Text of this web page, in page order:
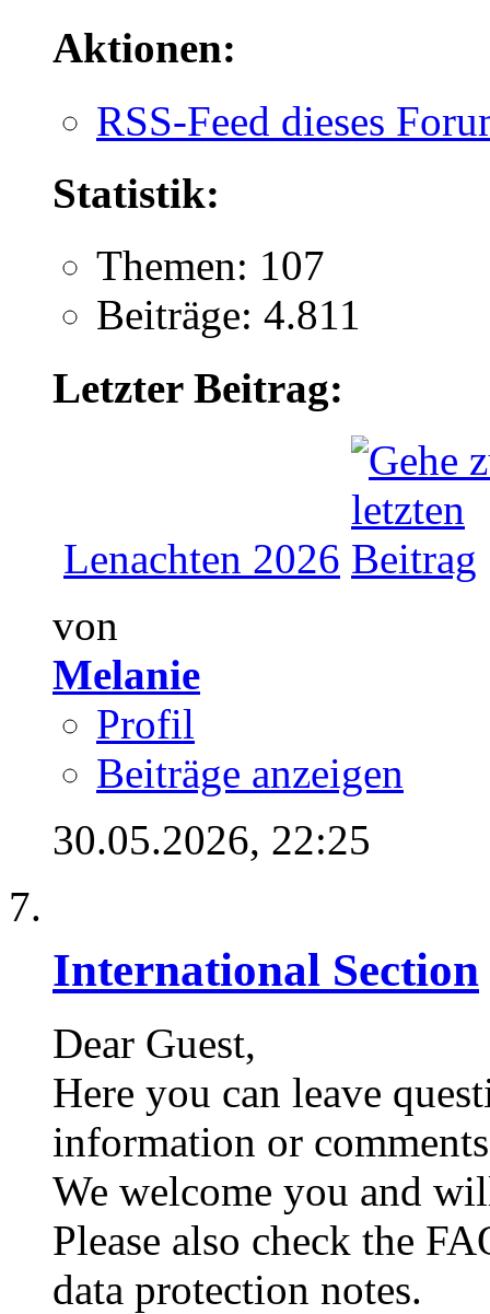
Aktionen:
RSS-Feed dieses
Statistik:
Themen: 107
Beiträge: 4.811
Letzter Beitrag:
Lenachten 2026
von
Melanie
Profil
Beiträge anzeigen
30.05.2026, 22:25
International Section
Dear Guest,
Here you can leave
information or
We welcome you and
Please also check the
data protection notes.